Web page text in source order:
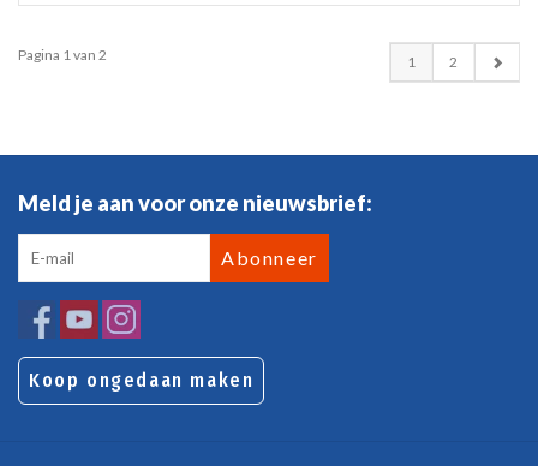
Pagina 1 van 2 1 2
Meld je aan voor onze nieuwsbrief:
Abonneer
Koop ongedaan maken